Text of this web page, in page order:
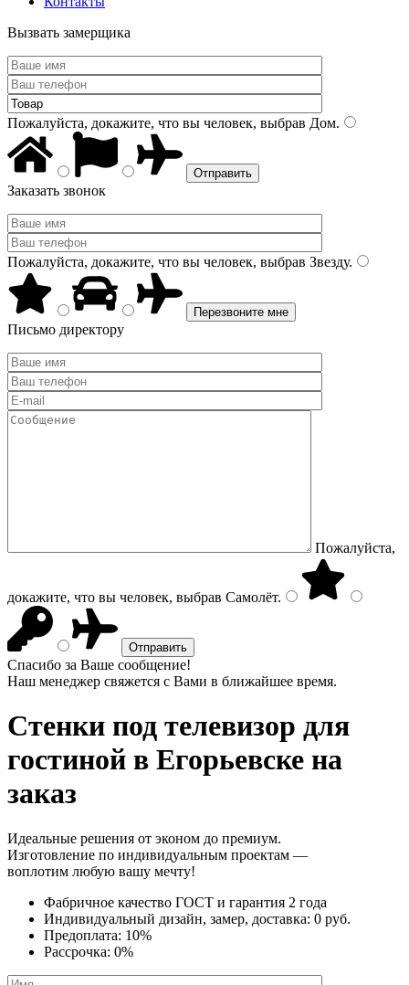
Вызвать замерщика
Пожалуйста, докажите, что вы человек, выбрав Дом.
Заказать звонок
Пожалуйста, докажите, что вы человек, выбрав Звезду.
Письмо директору
Пожалуйста,
докажите, что вы человек, выбрав Самолёт.
Спасибо за Ваше сообщение!
Наш менеджер свяжется с Вами в ближайшее время.
Стенки под телевизор для
гостиной в Егорьевске на
заказ
Идеальные решения от эконом до премиум.
Изготовление по индивидуальным проектам —
воплотим любую вашу мечту!
Фабричное качество ГОСТ и гарантия 2 года
Индивидуальный дизайн, замер, доставка: 0 руб.
Предоплата: 10%
Рассрочка: 0%